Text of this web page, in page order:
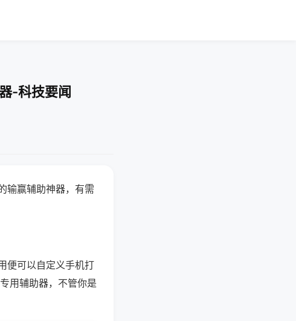
-科技要闻
输赢辅助神器，有需
便可以自定义手机打
用辅助器，不管你是